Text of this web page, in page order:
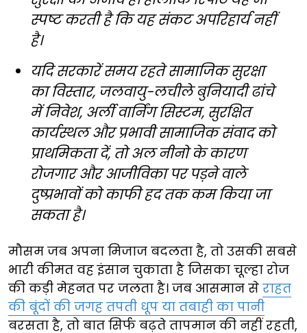
स्पष्ट करती है कि यह संकट अपरिहार्य नहीं
है।
यदि सरकारें समय रहते सामाजिक सुरक्षा
का विस्तार, जलवायु-लचीले बुनियादी ढांचे
में निवेश, अर्ली वार्निंग सिस्टम, सुरक्षित
कार्यस्थल और प्रभावी सामाजिक संवाद को
प्राथमिकता दें, तो अल नीनो के कारण
रोजगार और आजीविका पर पड़ने वाले
दुष्प्रभावों को काफी हद तक कम किया जा
सकता है।
मौसम जब अपना मिजाज बदलता है, तो उसकी सबसे
भारी कीमत वह इंसान चुकाता है जिसका चूल्हा रोज
की कड़ी मेहनत पर जलता है। जब आसमान से राहत
की बूंदों की जगह तपती धूप या तबाही का पानी
बरसता है, तो बात सिर्फ बढ़ते तापमान की नहीं रहती,